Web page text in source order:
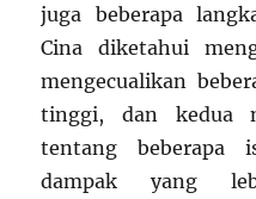
juga beberapa
Cina diketahui
mengecualikan
tinggi, dan kedua
tentang beberapa
dampak yang